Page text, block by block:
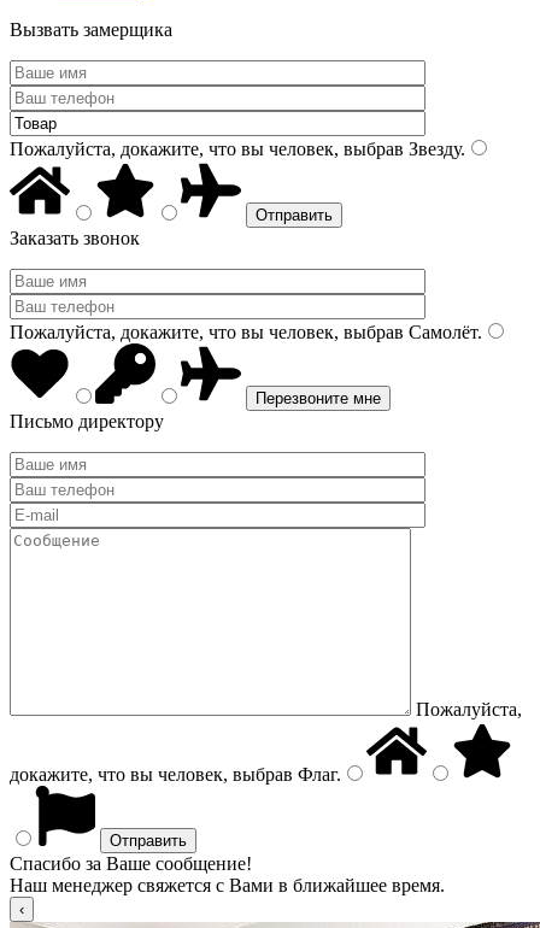
Вызвать замерщика
Пожалуйста, докажите, что вы человек, выбрав Звезду.
Заказать звонок
Пожалуйста, докажите, что вы человек, выбрав Самолёт.
Письмо директору
Пожалуйста,
докажите, что вы человек, выбрав Флаг.
Спасибо за Ваше сообщение!
Наш менеджер свяжется с Вами в ближайшее время.